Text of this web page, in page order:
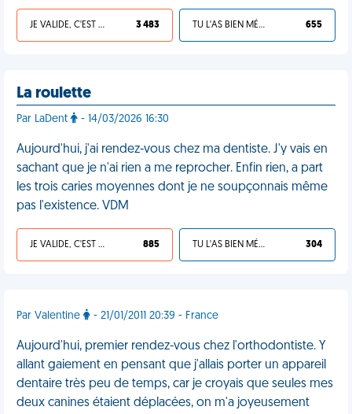
JE VALIDE, C'EST UNE VDM 3 483 TU L'AS BIEN MÉRITÉ 655
La roulette
Par LaDent - 14/03/2026 16:30
Aujourd'hui, j'ai rendez-vous chez ma dentiste. J'y vais en
sachant que je n'ai rien a me reprocher. Enfin rien, a part
les trois caries moyennes dont je ne soupçonnais même
pas l'existence. VDM
JE VALIDE, C'EST UNE VDM 885 TU L'AS BIEN MÉRITÉ 304
Par Valentine - 21/01/2011 20:39 - France
Aujourd'hui, premier rendez-vous chez l'orthodontiste. Y
allant gaiement en pensant que j'allais porter un appareil
dentaire très peu de temps, car je croyais que seules mes
deux canines étaient déplacées, on m'a joyeusement